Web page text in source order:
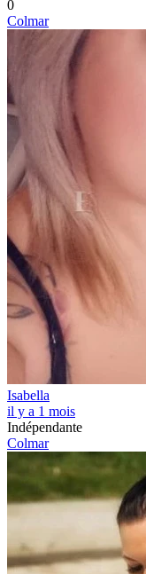
0
Colmar
Isabella
il y a 1 mois
Indépendante
Colmar